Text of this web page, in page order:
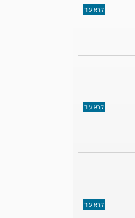
קרא עוד
קרא עוד
קרא עוד